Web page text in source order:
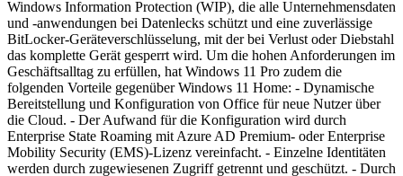
Windows Information Protection (WIP), die alle Unternehmensdaten
und -anwendungen bei Datenlecks schützt und eine zuverlässige
BitLocker-Geräteverschlüsselung, mit der bei Verlust oder Diebstahl
das komplette Gerät gesperrt wird. Um die hohen Anforderungen im
Geschäftsalltag zu erfüllen, hat Windows 11 Pro zudem die
folgenden Vorteile gegenüber Windows 11 Home: - Dynamische
Bereitstellung und Konfiguration von Office für neue Nutzer über
die Cloud. - Der Aufwand für die Konfiguration wird durch
Enterprise State Roaming mit Azure AD Premium- oder Enterprise
Mobility Security (EMS)-Lizenz vereinfacht. - Einzelne Identitäten
werden durch zugewiesenen Zugriff getrennt und geschützt. - Durch